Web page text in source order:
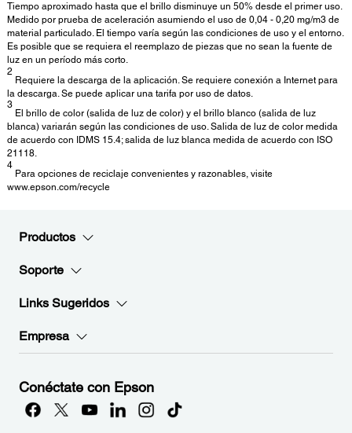
Tiempo aproximado hasta que el brillo disminuye un 50% desde el primer uso.
Medido por prueba de aceleración asumiendo el uso de 0,04 - 0,20 mg/m3 de
material particulado. El tiempo varía según las condiciones de uso y el entorno.
Es posible que se requiera el reemplazo de piezas que no sean la fuente de
luz en un período más corto.
2
Requiere la descarga de la aplicación. Se requiere conexión a Internet para
la descarga. Se puede aplicar una tarifa por uso de datos.
3
El brillo de color (salida de luz de color) y el brillo blanco (salida de luz
blanca) variarán según las condiciones de uso. Salida de luz de color medida
de acuerdo con IDMS 15.4; salida de luz blanca medida de acuerdo con ISO
21118.
4
Para opciones de reciclaje convenientes y razonables, visite
www.epson.com/recycle
Productos
Soporte
Links Sugeridos
Empresa
Conéctate con Epson